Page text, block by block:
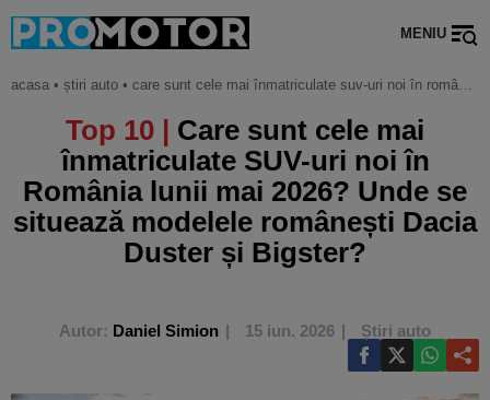
MENIU
acasa • știri auto • care sunt cele mai înmatriculate suv-uri noi în românia lunii mai 2026? unde se situează modelele românești dacia duster și bigster?
Top 10 | Care sunt cele mai
înmatriculate SUV-uri noi în
România lunii mai 2026? Unde se
situează modelele românești Dacia
Duster și Bigster?
Autor: Daniel Simion 15 iun. 2026 Știri auto